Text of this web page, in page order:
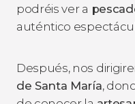
podréis ver a
auténtico
Después, nos
de Santa María,